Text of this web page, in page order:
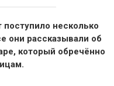
несколько
они рассказывали об
который обречённо